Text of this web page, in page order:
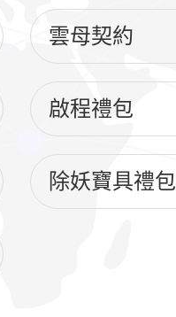
雲母契約
啟程禮包
除妖寶具禮包